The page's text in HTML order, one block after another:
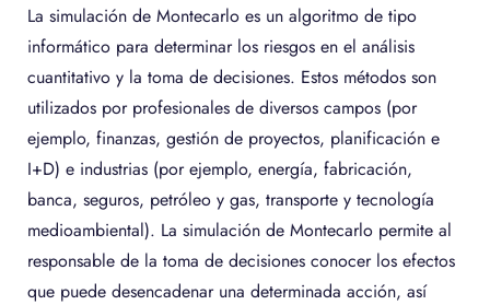
La simulación de Montecarlo es un algoritmo de tipo
informático para determinar los riesgos en el análisis
cuantitativo y la toma de decisiones. Estos métodos son
utilizados por profesionales de diversos campos (por
ejemplo, finanzas, gestión de proyectos, planificación e
I+D) e industrias (por ejemplo, energía, fabricación,
banca, seguros, petróleo y gas, transporte y tecnología
medioambiental). La simulación de Montecarlo permite al
responsable de la toma de decisiones conocer los efectos
que puede desencadenar una determinada acción, así